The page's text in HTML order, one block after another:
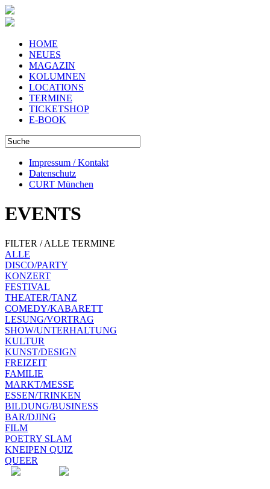
HOME
NEUES
MAGAZIN
KOLUMNEN
LOCATIONS
TERMINE
TICKETSHOP
E-BOOK
Impressum / Kontakt
Datenschutz
CURT München
EVENTS
FILTER / ALLE TERMINE
ALLE
DISCO/PARTY
KONZERT
FESTIVAL
THEATER/TANZ
COMEDY/KABARETT
LESUNG/VORTRAG
SHOW/UNTERHALTUNG
KULTUR
KUNST/DESIGN
FREIZEIT
FAMILIE
MARKT/MESSE
ESSEN/TRINKEN
BILDUNG/BUSINESS
BAR/DJING
FILM
POETRY SLAM
KNEIPEN QUIZ
QUEER